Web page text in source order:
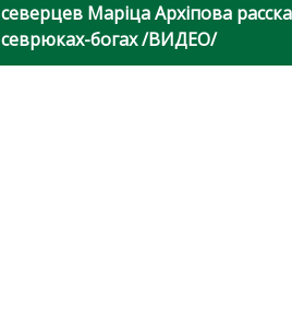
северцев Марiца Архiпова
севрюках-богах /ВИДЕО/